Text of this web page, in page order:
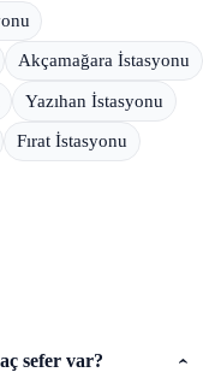
Akçamağara İstasyonu
Yazıhan İstasyonu
Fırat İstasyonu
sefer var?